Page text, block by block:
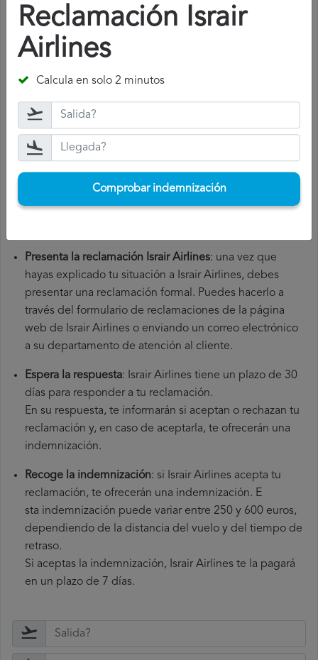
¿Cómo presentar una reclamación
Israir Airlines?
Para presentar una reclamación Israir Airlines, debes
seguir los siguientes pasos:
Reúne toda la documentación necesaria: para presentar
una reclamación Israir Airlines, necesitarás el número de
tu vuelo, la fecha de salida, el aeropuerto de origen y el
aeropuerto de destino. También es recomendable que
guardes todos los documentos relacionados con el
vuelo, como la tarjeta de embarque, el billete y los
recibos de gastos adicionales que hayas tenido que
Presenta la reclamación Israir Airlines: una vez que
hayas explicado tu situación a Israir Airlines, debes
presentar una reclamación formal. Puedes hacerlo a
través del formulario de reclamaciones de la página
web de Israir Airlines o enviando un correo electrónico
a su departamento de atención al cliente.
Espera la respuesta: Israir Airlines tiene un plazo de 30
días para responder a tu reclamación.
En su respuesta, te informarán si aceptan o rechazan tu
reclamación y, en caso de aceptarla, te ofrecerán una
indemnización.
Recoge la indemnización: si Israir Airlines acepta tu
reclamación, te ofrecerán una indemnización. E
sta indemnización puede variar entre 250 y 600 euros,
dependiendo de la distancia del vuelo y del tiempo de
retraso.
Si aceptas la indemnización, Israir Airlines te la pagará
en un plazo de 7 días.
Reclamación Israir
Airlines
Calcula en solo 2 minutos
Comprobar indemnización